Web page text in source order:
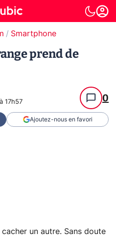
Smartphone
prend de
17h57 0
Ajoutez-nous en favori
un autre. Sans doute